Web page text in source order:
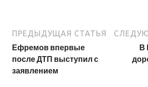
ПРЕДЫДУЩАЯ СТАТЬЯ
Ефремов впервые
после ДТП выступил с
заявлением
В